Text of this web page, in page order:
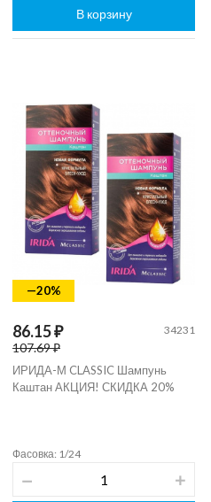
В корзину
—20%
86.15 ₽
107.69 ₽
34231
ИРИДА-М CLASSIC Шампунь
Каштан АКЦИЯ! СКИДКА 20%
Фасовка: 1/24